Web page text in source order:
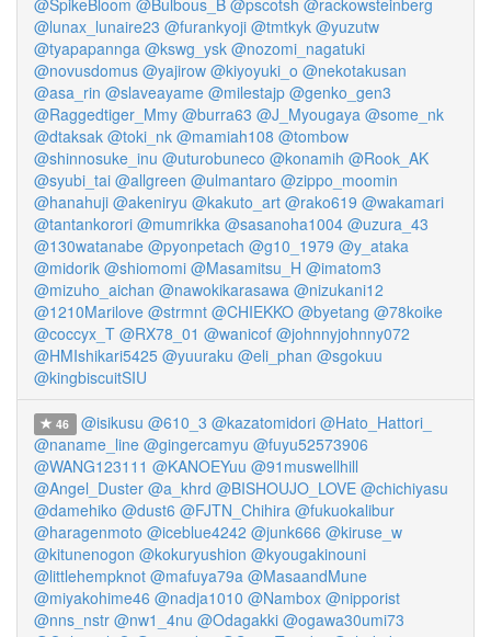
@SpikeBloom @Bulbous_B @pscotsh @rackowsteinberg
@lunax_lunaire23 @furankyoji @tmtkyk @yuzutw
@tyapapannga @kswg_ysk @nozomi_nagatuki
@novusdomus @yajirow @kiyoyuki_o @nekotakusan
@asa_rin @slaveayame @milestajp @genko_gen3
@Raggedtiger_Mmy @burra63 @J_Myougaya @some_nk
@dtaksak @toki_nk @mamiah108 @tombow
@shinnosuke_inu @uturobuneco @konamih @Rook_AK
@syubi_tai @allgreen @ulmantaro @zippo_moomin
@hanahuji @akeniryu @kakuto_art @rako619 @wakamari
@tantankorori @mumrikka @sasanoha1004 @uzura_43
@130watanabe @pyonpetach @g10_1979 @y_ataka
@midorik @shiomomi @Masamitsu_H @imatom3
@mizuho_aichan @nawokikarasawa @nizukani12
@1210Marilove @strmnt @CHIEKKO @byetang @78koike
@coccyx_T @RX78_01 @wanicof @johnnyjohnny072
@HMIshikari5425 @yuuraku @eli_phan @sgokuu
@kingbiscuitSIU
46 @isikusu @610_3 @kazatomidori @Hato_Hattori_
@naname_line @gingercamyu @fuyu52573906
@WANG123111 @KANOEYuu @91muswellhill
@Angel_Duster @a_khrd @BISHOUJO_LOVE @chichiyasu
@damehiko @dust6 @FJTN_Chihira @fukuokalibur
@haragenmoto @iceblue4242 @junk666 @kiruse_w
@kitunenogon @kokuryushion @kyougakinouni
@littlehempknot @mafuya79a @MasaandMune
@miyakohime46 @nadja1010 @Nambox @nipporist
@nns_nstr @nw1_4nu @Odagakki @ogawa30umi73